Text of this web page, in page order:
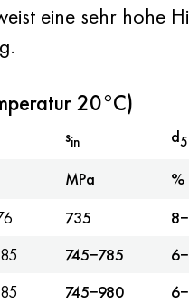
eine sehr
20°C)
sin d5
MPa %
735
745−785
745−980